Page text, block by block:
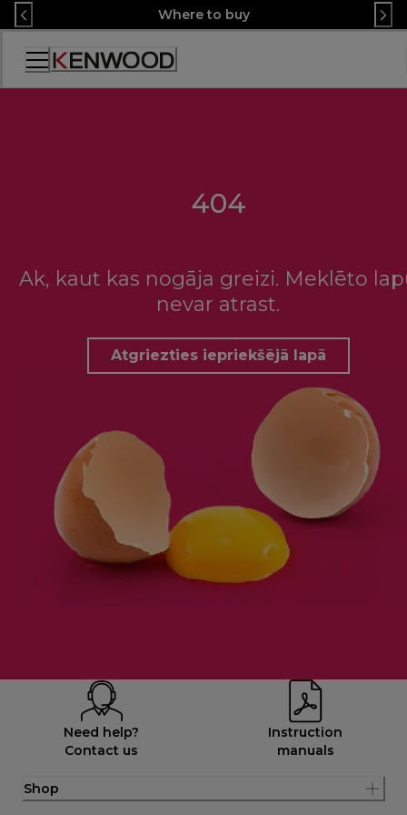
Skip
to
Content
Where to buy
Accessibility
Statement
404
Ak, kaut kas nogāja greizi. Meklēto
nevar atrast.
Atgriezties iepriekšējā lapā
Need help?
Contact us
Instruction
manuals
Shop